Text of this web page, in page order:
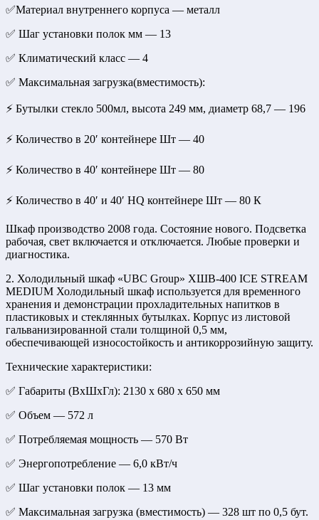
✅Материал внутреннего корпуса — металл
✅ Шаг установки полок мм — 13
✅ Климатический класс — 4
✅ Максимальная загрузка(вместимость):
⚡ Бутылки стекло 500мл, высота 249 мм, диаметр 68,7 — 196
⚡ Количество в 20′ контейнере Шт — 40
⚡ Количество в 40′ контейнере Шт — 80
⚡ Количество в 40′ и 40′ HQ контейнере Шт — 80 К
Шкаф производство 2008 года. Состояние нового. Подсветка
рабочая, свет включается и отключается. Любые проверки и
диагностика.
2. Холодильный шкаф «UBC Group» ХШВ-400 ICE STREAM
MEDIUM Холодильный шкаф используется для временного
хранения и демонстрации прохладительных напитков в
пластиковых и стеклянных бутылках. Корпус из листовой
гальванизированной стали толщиной 0,5 мм,
обеспечивающей износостойкость и антикоррозийную защиту.
Технические характеристики:
✅ Габариты (ВхШхГл): 2130 х 680 х 650 мм
✅ Объем — 572 л
✅ Потребляемая мощность — 570 Вт
✅ Энергопотребление — 6,0 кВт/ч
✅ Шаг установки полок — 13 мм
✅ Максимальная загрузка (вместимость) — 328 шт по 0,5 бут.